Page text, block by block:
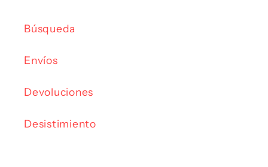
Búsqueda
Envíos
Devoluciones
Desistimiento